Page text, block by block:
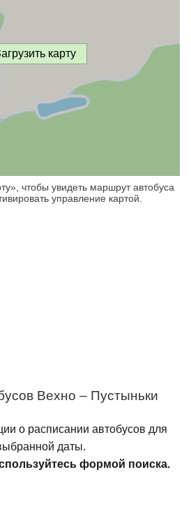
карту
чтобы увидеть маршрут автобуса
управление картой.
Вехно – Пустыньки
о расписании автобусов для
даты.
формой поиска.